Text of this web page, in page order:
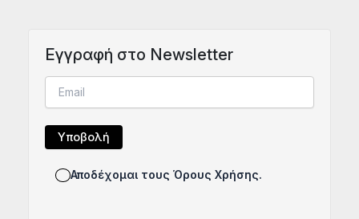
Eγγραφή στο Newsletter
Αποδέχομαι τους Όρους Χρήσης.